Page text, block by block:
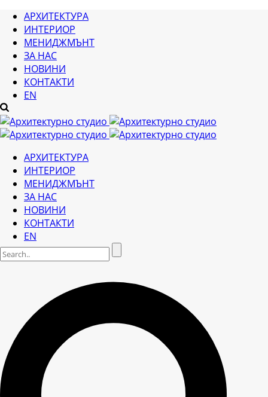
АРХИТЕКТУРА
ИНТЕРИОР
МЕНИДЖМЪНТ
ЗА НАС
НОВИНИ
КОНТАКТИ
EN
АРХИТЕКТУРА
ИНТЕРИОР
МЕНИДЖМЪНТ
ЗА НАС
НОВИНИ
КОНТАКТИ
EN